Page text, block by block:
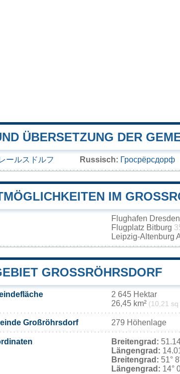
ÜBERSETZUNG DER
ールスドルフ Russisch: Гросрёрсдорф
IM
Flughafen Dresden
Flugplatz Bitburg
Leipzig-Altenburg
GROSSRÖHRSDORF
2 645 Hektar
26,45 km² (10,21 sq
Großröhrsdorf 279 Höhenlage
Breitengrad:
Längengrad:
Breitengrad: 51°
Längengrad: 14°